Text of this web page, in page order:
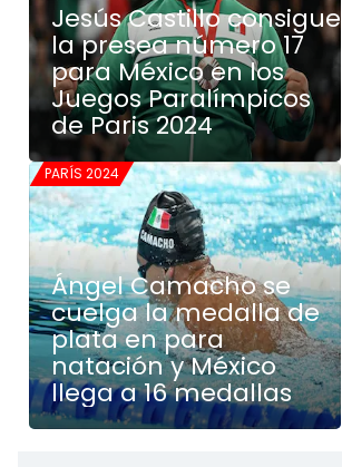
Jesús Castillo consigue
la presea número 17
para México en los
Juegos Paralímpicos
de Paris 2024
PARÍS 2024
Ángel Camacho se
cuelga la medalla de
plata en para
natación y México
llega a 16 medallas